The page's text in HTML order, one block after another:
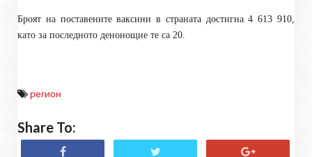
Броят на поставените ваксини в страната достигна 4 613 910,
като за последното денонощие те са 20.
регион
Share To: